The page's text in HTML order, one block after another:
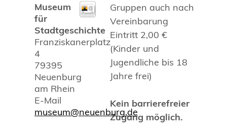
Museum
für
Stadtgeschichte
Franziskanerplatz
4
79395
Neuenburg
am Rhein
E-Mail
museum@neuenburg.de
Gruppen auch nach
Vereinbarung
Eintritt 2,00 €
(Kinder und
Jugendliche bis 18
Jahre frei)
Kein barrierefreier
Zugang möglich.